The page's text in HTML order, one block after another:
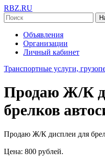
RBZ.RU
Объявления
Организации
Личный кабинет
Транспортные услуги,
Продаю Ж/К
брелков
Продаю Ж/К дисплеи для
Цена: 800 рублей.